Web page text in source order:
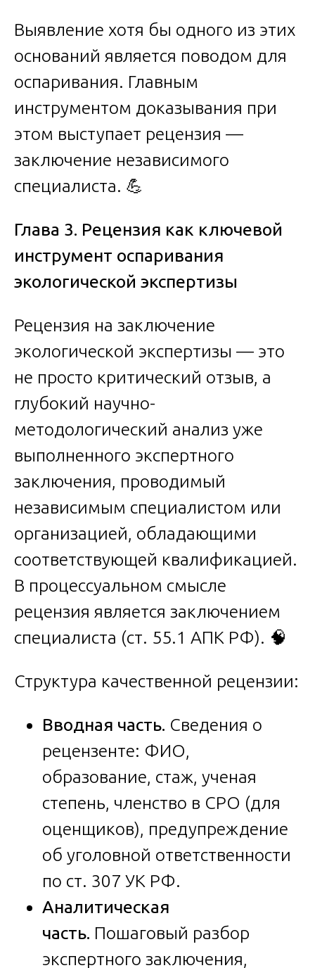
Выявление хотя бы одного из этих
оснований является поводом для
оспаривания. Главным
инструментом доказывания при
этом выступает рецензия —
заключение независимого
специалиста. 💪
Глава 3. Рецензия как ключевой
инструмент оспаривания
экологической экспертизы
Рецензия на заключение
экологической экспертизы — это
не просто критический отзыв, а
глубокий научно-
методологический анализ уже
выполненного экспертного
заключения, проводимый
независимым специалистом или
организацией, обладающими
соответствующей квалификацией.
В процессуальном смысле
рецензия является заключением
специалиста (ст. 55.1 АПК РФ). 🧠
Структура качественной рецензии:
Вводная часть. Сведения о
рецензенте: ФИО,
образование, стаж, ученая
степень, членство в СРО (для
оценщиков), предупреждение
об уголовной ответственности
по ст. 307 УК РФ.
Аналитическая
часть. Пошаговый разбор
экспертного заключения,